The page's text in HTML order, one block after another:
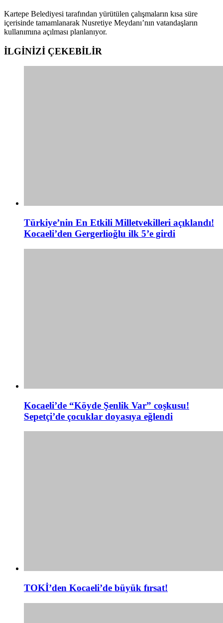
Kartepe Belediyesi tarafından yürütülen çalışmaların kısa süre
içerisinde tamamlanarak Nusretiye Meydanı’nın vatandaşların
kullanımına açılması planlanıyor.
İLGİNİZİ ÇEKEBİLİR
Türkiye’nin En Etkili Milletvekilleri açıklandı!
Kocaeli’den Gergerlioğlu ilk 5’e girdi
Kocaeli’de “Köyde Şenlik Var” coşkusu!
Sepetçi’de çocuklar doyasıya eğlendi
TOKİ’den Kocaeli’de büyük fırsat!